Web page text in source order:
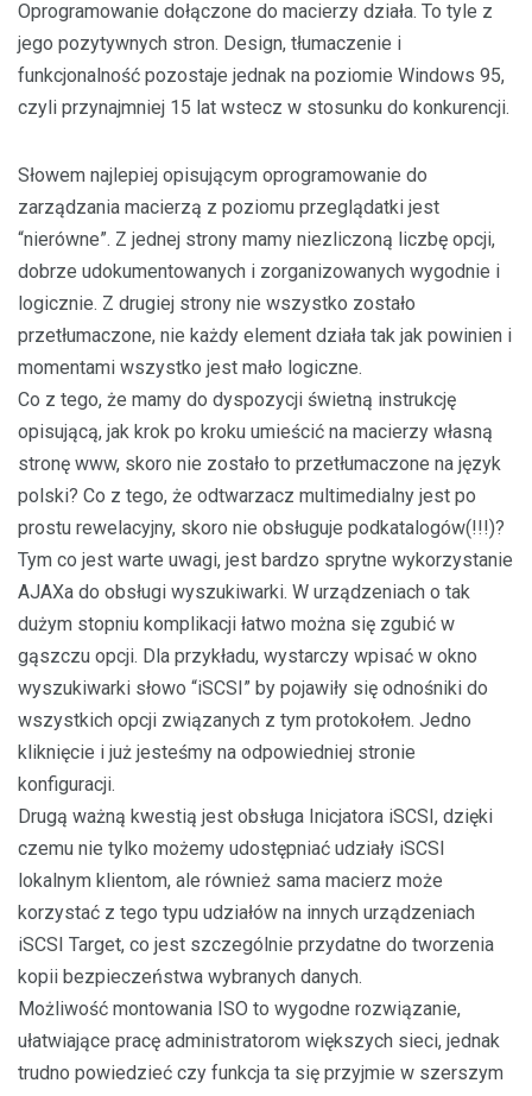
Oprogramowanie dołączone do macierzy działa. To tyle z
jego pozytywnych stron. Design, tłumaczenie i
funkcjonalność pozostaje jednak na poziomie Windows 95,
czyli przynajmniej 15 lat wstecz w stosunku do konkurencji.
Słowem najlepiej opisującym oprogramowanie do
zarządzania macierzą z poziomu przeglądatki jest
“nierówne”. Z jednej strony mamy niezliczoną liczbę opcji,
dobrze udokumentowanych i zorganizowanych wygodnie i
logicznie. Z drugiej strony nie wszystko zostało
przetłumaczone, nie każdy element działa tak jak powinien i
momentami wszystko jest mało logiczne.
Co z tego, że mamy do dyspozycji świetną instrukcję
opisującą, jak krok po kroku umieścić na macierzy własną
stronę www, skoro nie zostało to przetłumaczone na język
polski? Co z tego, że odtwarzacz multimedialny jest po
prostu rewelacyjny, skoro nie obsługuje podkatalogów(!!!)?
Tym co jest warte uwagi, jest bardzo sprytne wykorzystanie
AJAXa do obsługi wyszukiwarki. W urządzeniach o tak
dużym stopniu komplikacji łatwo można się zgubić w
gąszczu opcji. Dla przykładu, wystarczy wpisać w okno
wyszukiwarki słowo “iSCSI” by pojawiły się odnośniki do
wszystkich opcji związanych z tym protokołem. Jedno
kliknięcie i już jesteśmy na odpowiedniej stronie
konfiguracji.
Drugą ważną kwestią jest obsługa Inicjatora iSCSI, dzięki
czemu nie tylko możemy udostępniać udziały iSCSI
lokalnym klientom, ale również sama macierz może
korzystać z tego typu udziałów na innych urządzeniach
iSCSI Target, co jest szczególnie przydatne do tworzenia
kopii bezpieczeństwa wybranych danych.
Możliwość montowania ISO to wygodne rozwiązanie,
ułatwiające pracę administratorom większych sieci, jednak
trudno powiedzieć czy funkcja ta się przyjmie w szerszym